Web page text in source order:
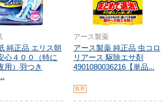
純正品 エリス朝
心４００（特に
用）羽つき
アース製薬
アース製薬 純正品 虫コロ
リアース 駆除エサ剤
4901080036216【単品...
取寄